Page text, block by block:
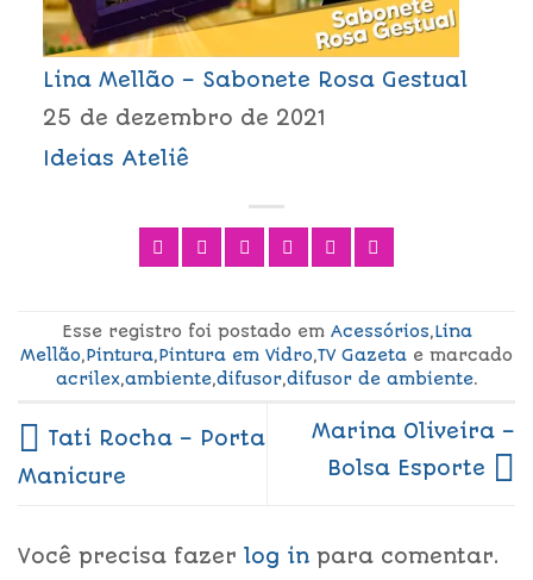
Lina Mellão – Sabonete Rosa Gestual
25 de dezembro de 2021
Ideias Ateliê
Esse registro foi postado em Acessórios,Lina
Mellão,Pintura,Pintura em Vidro,TV Gazeta e marcado
acrilex,ambiente,difusor,difusor de ambiente.
Tati Rocha – Porta
Manicure
Marina Oliveira –
Bolsa Esporte
Você precisa fazer log in para comentar.